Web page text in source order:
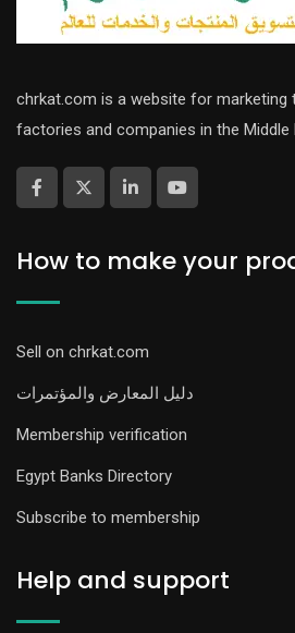
chrkat.com is a website for
factories and companies in the Middle
How to make your
Sell on chrkat.com
دليل المعارض والمؤتمرات
Membership verification
Egypt Banks Directory
Subscribe to membership
Help and support